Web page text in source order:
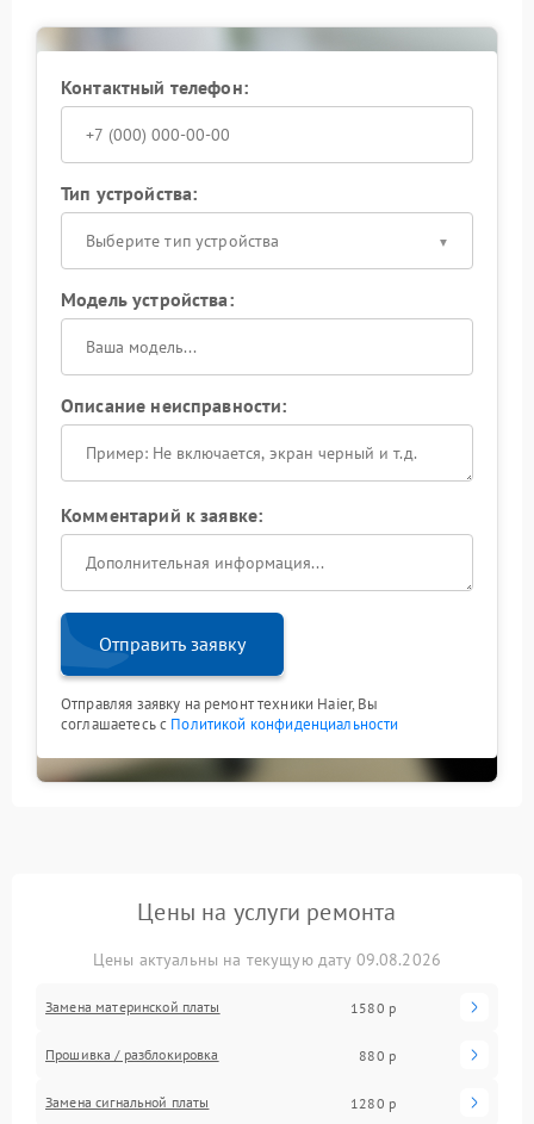
Контактный телефон:
Тип устройства:
Выберите тип устройства
Модель устройства:
Описание неисправности:
Комментарий к заявке:
Отправить заявку
Отправляя заявку на ремонт техники Haier, Вы
соглашаетесь с Политикой конфиденциальности
Цены на услуги ремонта
Цены актуальны на текущую дату 09.08.2026
Замена материнской платы 1580 р
Прошивка / разблокировка 880 р
Замена сигнальной платы 1280 р